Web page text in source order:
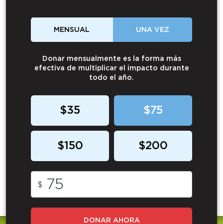
MENSUAL UNA VEZ
Donar mensualmente es la forma más
efectiva de multiplicar el impacto durante
todo el año.
$35 $75
$150 $200
$
DONAR AHORA